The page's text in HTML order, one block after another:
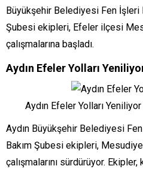
Büyükşehir Belediyesi Fen İşleri
Şubesi ekipleri, Efeler ilçesi
çalışmalarına başladı.
Aydın Efeler Yolları
Aydın Efeler Yolları Yeniliyor
Aydın Büyükşehir Belediyesi
Bakım Şubesi ekipleri,
çalışmalarını sürdürüyor. Ekipler,